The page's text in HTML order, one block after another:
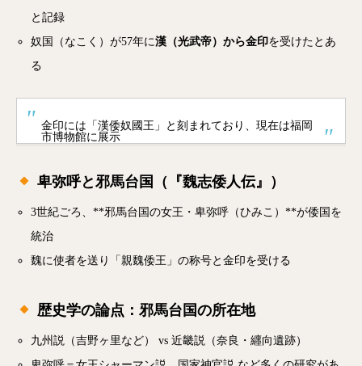
と記録
奴国（なこく）が57年に漢（光武帝）から金印を受けたとあ
る
金印には「漢倭奴國王」と刻まれており、現在は福岡
市博物館に展示
卑弥呼と邪馬台国（『魏志倭人伝』）
3世紀ごろ、**邪馬台国の女王・卑弥呼（ひみこ）**が倭国を
統治
魏に使者を送り「親魏倭王」の称号と金印を受ける
歴史学の論点：邪馬台国の所在地
九州説（吉野ヶ里など） vs 近畿説（奈良・纒向遺跡）